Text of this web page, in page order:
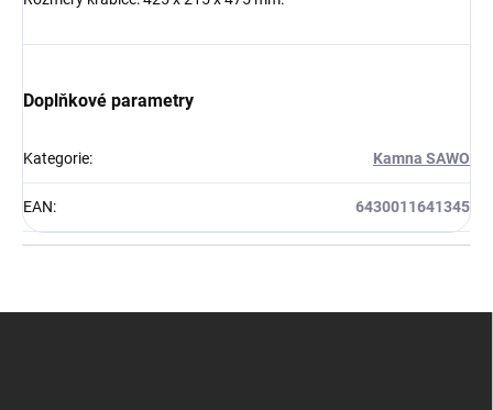
Doplňkové parametry
Kategorie: Kamna SAWO
EAN: 6430011641345